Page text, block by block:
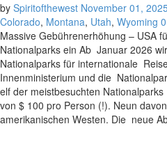
by Spiritofthewest November 01,
Colorado, Montana, Utah, Wyoming 0
Massive Gebührenerhöhung – USA
Nationalparks ein Ab Januar 2026
Nationalparks für internationale
Innenministerium und die
elf der meistbesuchten
von $ 100 pro Person (!). Neun
amerikanischen Westen. Die neue